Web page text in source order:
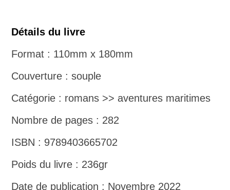
Détails du livre
Format : 110mm x 180mm
Couverture : souple
Catégorie : romans >> aventures maritimes
Nombre de pages : 282
ISBN : 9789403665702
Poids du livre : 236gr
Date de publication : Novembre 2022